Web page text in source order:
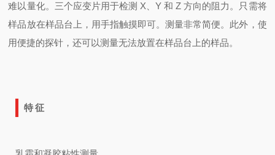
难以量化。 三个应变片用于检测 X、Y 和 Z 方向的阻力。 只需将
样品放在样品台上，用手指触摸即可。测量非常简便。 此外，使
用便捷的探针，还可以测量无法放置在样品台上的样品。
特征